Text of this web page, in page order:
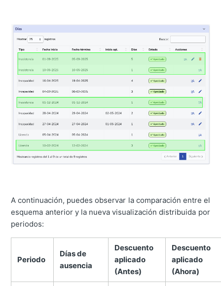
A continuación, puedes observar la comparación entre el
esquema anterior y la nueva visualización distribuida por
periodos:
Periodo
Días de
ausencia
Descuento
aplicado
(Antes)
Descuento
aplicado
(Ahora)